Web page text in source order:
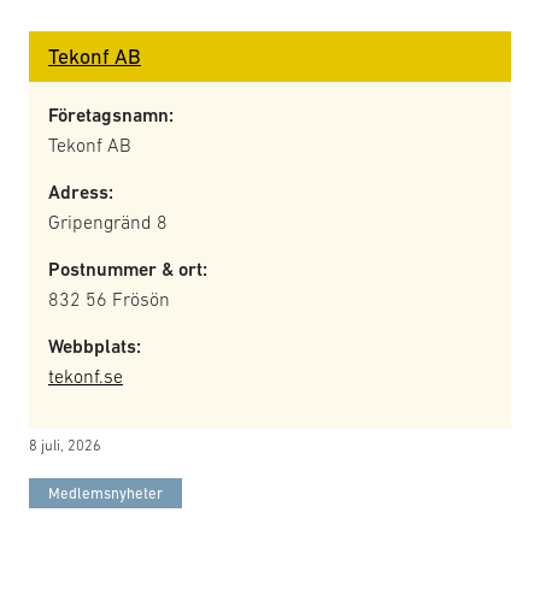
Tekonf AB
Företagsnamn:
Tekonf AB
Adress:
Gripengränd 8
Postnummer & ort:
832 56 Frösön
Webbplats:
tekonf.se
8 juli, 2026
Medlemsnyheter